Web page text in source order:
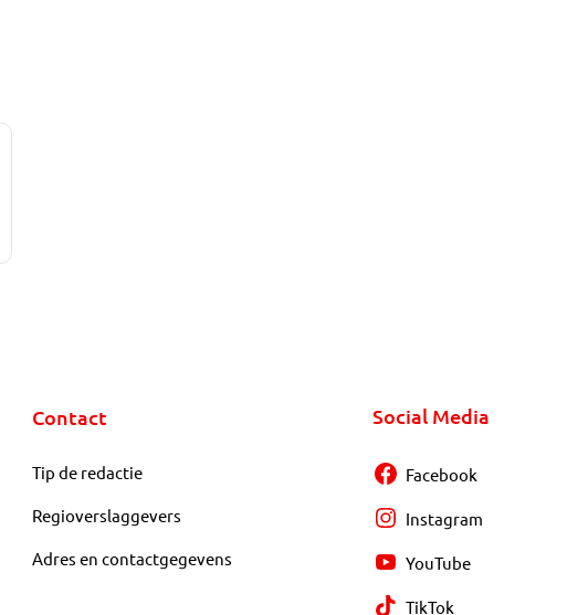
Contact
Tip de redactie
Regioverslaggevers
Adres en contactgegevens
Social Media
Facebook
Instagram
YouTube
TikTok